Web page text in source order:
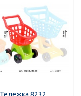
Тележка 8232